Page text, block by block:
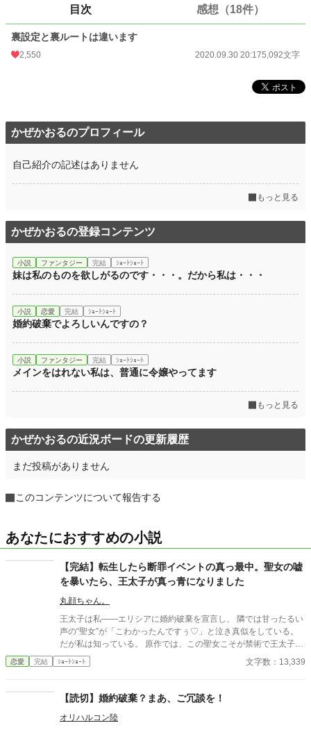
ふんわり設定、口調迷子は許してください・・・
24h.ポイント 170 pt
文字数 5,092
更新日時 2020.09.30 20:17
週間ポイント 1,425 pt (6,764 位)
月間ポイント 6,952 pt (6,261 位)
累計ポイント 475,823 pt (10,861 位)
目次 感想（18件）
裏設定と裏ルートは違います
2,550 2020.09.30 20:175,092文字
かぜかおるのプロフィール
自己紹介の記述はありません
もっと見る
かぜかおるの登録コンテンツ
小説 ファンタジー 完結 ｼｮｰﾄｼｮｰﾄ
妹は私のものを欲しがるのです・・・。だから私は・・・
小説 恋愛 完結 ｼｮｰﾄｼｮｰﾄ
婚約破棄でよろしいんですの？
小説 ファンタジー 完結 ｼｮｰﾄｼｮｰﾄ
メインをはれない私は、普通に令嬢やってます
もっと見る
かぜかおるの近況ボードの更新履歴
まだ投稿がありません
このコンテンツについて報告する
あなたにおすすめの小説
【完結】転生したら断罪イベントの真っ最中。聖女の嘘
を暴いたら、王太子が真っ青になりました
丸顔ちゃん。
王太子は私――エリシアに婚約破棄を宣言し、 隣では甘ったるい
声の“聖女”が「こわかったんですぅ♡」と泣き真似をしている。
だが私は知っている。 原作では、この聖女こそが禁術で王太子の
魔力を吸い取り、 私に冤罪を着せて処刑へ追い込んだ張本人だ。
優しい家族を守るためにも、同じ結末は絶対に許さない。 私は転
き、 王太子の依存と愚かさを白日の下に晒す。 「婚約は……こち
う関係ない。 私は新しい未来を選ぶ。
恋愛 完結 ｼｮｰﾄｼｮｰﾄ 文字数：13,339
【読切】婚約破棄？まあ、ご冗談を！
オリハルコン陸